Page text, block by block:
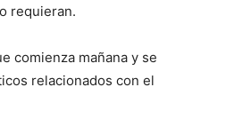
requieran.
comienza mañana y se
relacionados con el